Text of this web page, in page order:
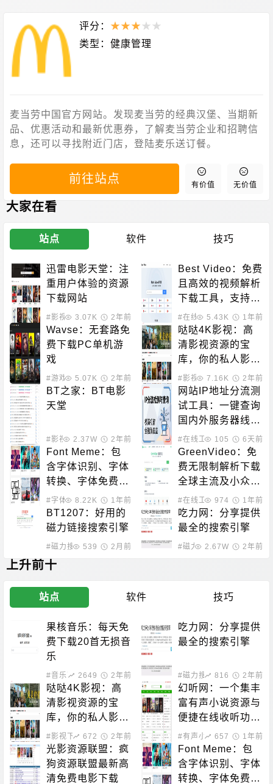
评分： ★★★ ★ ★
类型： 健康管理
麦当劳中国官方网站。发现麦当劳的经典汉堡、当期新
品、优惠活动和最新优惠券，了解麦当劳企业和招聘信
息，还可以寻找附近门店，登陆麦乐送订餐。
前往站点 有价值 无价值
大家在看
站点 软件 技巧
迅雷电影天堂：注
重用户体验的资源
下载网站
#影视下载3.07K 2年前
Best Video：免费
且高效的视频解析
下载工具，支持哔
哩哔哩、抖音、快
手等热门平台
#在线工具5.43K 1年前
Wavse：无套路免
费下载PC单机游
戏
#游戏下载5.07K 2年前
哒哒4K影视：高
清影视资源的宝
库，你的私人影院
新选择！
#影视下载7.16K 2年前
BT之家：BT电影
天堂
#影视下载2.37W 2年前
网站IP地址分流测
试工具：一键查询
国内外服务器线路
质量与CDN分布
#在线工具 105 6天前
Font Meme：包
含字体识别、字体
转换、字体免费下
载的站点
#字体下载8.22K 1年前
GreenVideo：免
费无限制解析下载
全球主流及小众视
频平台内容
#在线工具974 1年前
BT1207：好用的
磁力链接搜索引擎
#磁力搜索 539 2月前
吃力网：分享提供
最全的搜索引擎
#磁力搜索2.67W 2年前
上升前十
站点 软件 技巧
果核音乐：每天免
费下载20首无损音
乐
#音乐下载2649 2年前
吃力网：分享提供
最全的搜索引擎
#磁力搜索816 2年前
哒哒4K影视：高
清影视资源的宝
库，你的私人影院
新选择！
#影视下载 672 2年前
幻听网：一个集丰
富有声小说资源与
便捷在线收听功能
于一体的平台
#有声小说657 1年前
光影资源联盟：疯
狗资源联盟最新高
清免费电影下载
Font Meme：包
含字体识别、字体
转换、字体免费下